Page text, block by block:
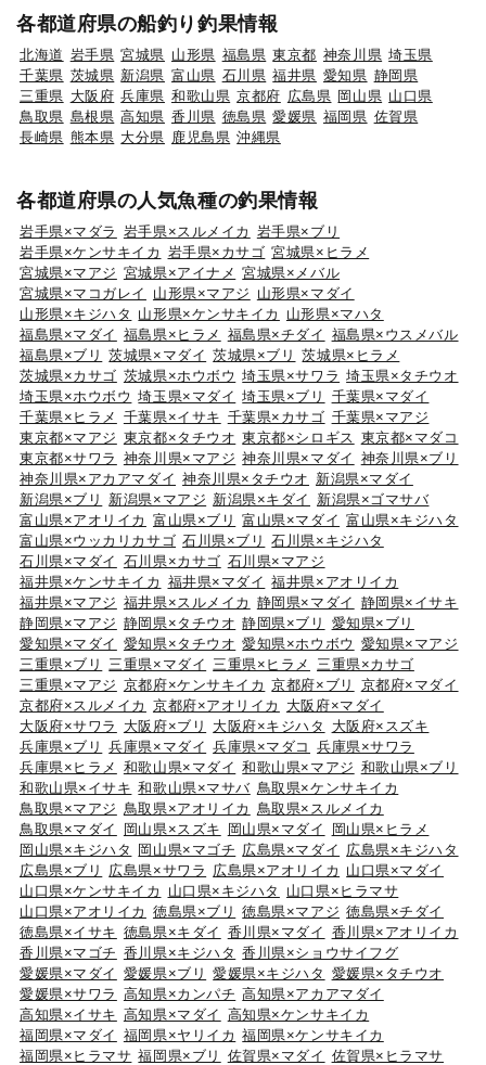
各都道府県の船釣り釣果情報
北海道 岩手県 宮城県 山形県 福島県 東京都 神奈川県 埼玉県
千葉県 茨城県 新潟県 富山県 石川県 福井県 愛知県 静岡県
三重県 大阪府 兵庫県 和歌山県 京都府 広島県 岡山県 山口県
鳥取県 島根県 高知県 香川県 徳島県 愛媛県 福岡県 佐賀県
長崎県 熊本県 大分県 鹿児島県 沖縄県
各都道府県の人気魚種の釣果情報
岩手県×マダラ 岩手県×スルメイカ 岩手県×ブリ
岩手県×ケンサキイカ 岩手県×カサゴ 宮城県×ヒラメ
宮城県×マアジ 宮城県×アイナメ 宮城県×メバル
宮城県×マコガレイ
山形県×マアジ 山形県×マダイ
山形県×キジハタ 山形県×ケンサキイカ
山形県×マハタ
福島県×マダイ 福島県×ヒラメ 福島県×チダイ 福島県×ウスメバル
福島県×ブリ
茨城県×マダイ 茨城県×ブリ
茨城県×ヒラメ
茨城県×カサゴ 茨城県×ホウボウ 埼玉県×サワラ 埼玉県×タチウオ
埼玉県×ホウボウ 埼玉県×マダイ 埼玉県×ブリ
千葉県×マダイ
千葉県×ヒラメ 千葉県×イサキ 千葉県×カサゴ 千葉県×マアジ
東京都×マアジ 東京都×タチウオ 東京都×シロギス 東京都×マダコ
東京都×サワラ 神奈川県×マアジ 神奈川県×マダイ 神奈川県×ブリ
神奈川県×アカアマダイ 神奈川県×タチウオ 新潟県×マダイ
新潟県×ブリ
新潟県×マアジ 新潟県×キダイ
新潟県×ゴマサバ
富山県×アオリイカ 富山県×ブリ 富山県×マダイ 富山県×キジハタ
富山県×ウッカリカサゴ 石川県×ブリ
石川県×キジハタ
石川県×マダイ 石川県×カサゴ 石川県×マアジ
福井県×ケンサキイカ 福井県×マダイ 福井県×アオリイカ
福井県×マアジ 福井県×スルメイカ 静岡県×マダイ 静岡県×イサキ
静岡県×マアジ 静岡県×タチウオ 静岡県×ブリ
愛知県×ブリ
愛知県×マダイ 愛知県×タチウオ 愛知県×ホウボウ 愛知県×マアジ
三重県×ブリ
三重県×マダイ 三重県×ヒラメ
三重県×カサゴ
三重県×マアジ 京都府×ケンサキイカ 京都府×ブリ
京都府×マダイ
京都府×スルメイカ 京都府×アオリイカ
大阪府×マダイ
大阪府×サワラ
大阪府×ブリ 大阪府×キジハタ
大阪府×スズキ
兵庫県×ブリ
兵庫県×マダイ 兵庫県×マダコ
兵庫県×サワラ
兵庫県×ヒラメ 和歌山県×マダイ 和歌山県×マアジ 和歌山県×ブリ
和歌山県×イサキ 和歌山県×マサバ 鳥取県×ケンサキイカ
鳥取県×マアジ 鳥取県×アオリイカ
鳥取県×スルメイカ
鳥取県×マダイ
岡山県×スズキ 岡山県×マダイ
岡山県×ヒラメ
岡山県×キジハタ
岡山県×マゴチ 広島県×マダイ 広島県×キジハタ
広島県×ブリ
広島県×サワラ 広島県×アオリイカ 山口県×マダイ
山口県×ケンサキイカ
山口県×キジハタ
山口県×ヒラマサ
山口県×アオリイカ 徳島県×ブリ 徳島県×マアジ 徳島県×チダイ
徳島県×イサキ 徳島県×キダイ 香川県×マダイ 香川県×アオリイカ
香川県×マゴチ 香川県×キジハタ 香川県×ショウサイフグ
愛媛県×マダイ 愛媛県×ブリ 愛媛県×キジハタ 愛媛県×タチウオ
愛媛県×サワラ 高知県×カンパチ 高知県×アカアマダイ
高知県×イサキ 高知県×マダイ 高知県×ケンサキイカ
福岡県×マダイ 福岡県×ヤリイカ 福岡県×ケンサキイカ
福岡県×ヒラマサ 福岡県×ブリ 佐賀県×マダイ 佐賀県×ヒラマサ